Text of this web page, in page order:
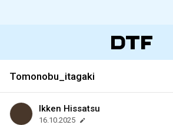
Tomonobu_itagaki
Ikken Hissatsu
16.10.2025